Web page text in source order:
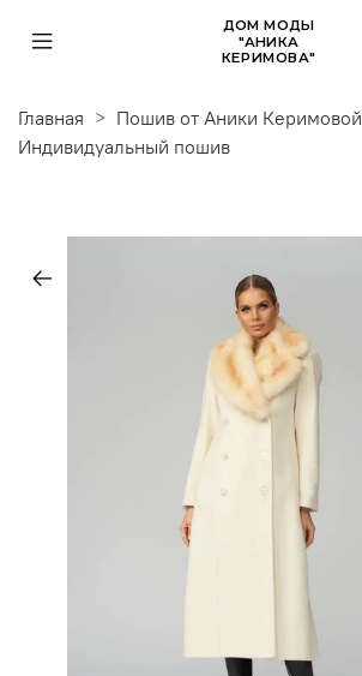
ДОМ МОДЫ
"АНИКА
КЕРИМОВА"
Главная
Пошив от Аники Керимовой
Индивидуальный пошив